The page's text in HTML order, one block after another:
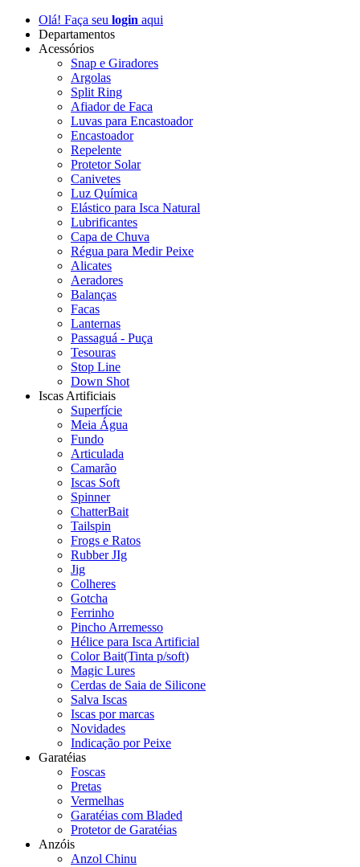
Olá! Faça seu login aqui
Departamentos
Acessórios
Snap e Giradores
Argolas
Split Ring
Afiador de Faca
Luvas para Encastoador
Encastoador
Repelente
Protetor Solar
Canivetes
Luz Química
Elástico para Isca Natural
Lubrificantes
Capa de Chuva
Régua para Medir Peixe
Alicates
Aeradores
Balanças
Facas
Lanternas
Passaguá - Puça
Tesouras
Stop Line
Down Shot
Iscas Artificiais
Superfície
Meia Água
Fundo
Articulada
Camarão
Iscas Soft
Spinner
ChatterBait
Tailspin
Frogs e Ratos
Rubber JIg
Jig
Colheres
Gotcha
Ferrinho
Pincho Arremesso
Hélice para Isca Artificial
Color Bait(Tinta p/soft)
Magic Lures
Cerdas de Saia de Silicone
Salva Iscas
Iscas por marcas
Novidades
Indicação por Peixe
Garatéias
Foscas
Pretas
Vermelhas
Garatéias com Bladed
Protetor de Garatéias
Anzóis
Anzol Chinu